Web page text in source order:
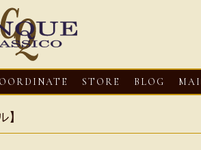
STORE BLOG
】